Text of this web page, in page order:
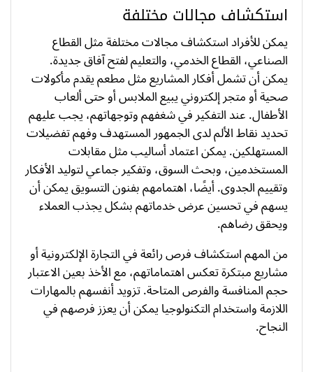
استكشاف مجالات مختلفة
يمكن للأفراد استكشاف مجالات مختلفة مثل القطاع
الصناعي، القطاع الخدمي، والتعليم لفتح آفاق جديدة.
يمكن أن تشمل أفكار المشاريع مثل مطعم يقدم مأكولات
صحية أو متجر إلكتروني يبيع الملابس أو حتى ألعاب
الأطفال. عند التفكير في شغفهم وتوجهاتهم، يجب عليهم
تحديد نقاط الألم لدى الجمهور المستهدف وفهم تفضيلات
المستهلكين. يمكن اعتماد أساليب مثل مقابلات
المستخدمين، وبحث السوق، وتفكير جماعي لتوليد الأفكار
وتقييم الجدوى. أيضًا، اهتمامهم بفنون التسويق يمكن أن
يسهم في تحسين عرض خدماتهم بشكل يجذب العملاء
ويحقق رضاهم.
من المهم استكشاف فرص رائعة في التجارة الإلكترونية أو
مشاريع مبتكرة تعكس اهتماماتهم، مع الأخذ بعين الاعتبار
حجم المنافسة والفرص المتاحة. تزويد أنفسهم بالمهارات
اللازمة واستخدام التكنولوجيا يمكن أن يعزز فرصهم في
النجاح.